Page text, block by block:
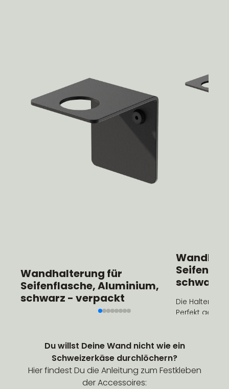
Wandhalterung für
Seifenflasche, Aluminium,
schwarz - verpackt
schwarz
Die Halterung
Perfekt
Duschgel
mehr auf
Du willst Deine Wand nicht wie ein
Schweizerkäse durchlöchern?
Hier findest Du die Anleitung zum Festkleben
der Accessoires: